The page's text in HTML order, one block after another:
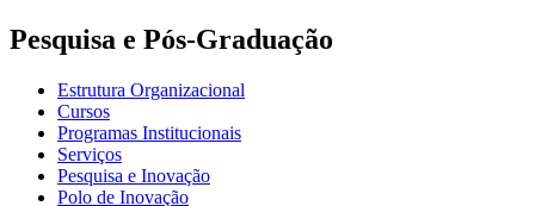
Pesquisa e Pós-Graduação
Estrutura Organizacional
Cursos
Programas Institucionais
Serviços
Pesquisa e Inovação
Polo de Inovação